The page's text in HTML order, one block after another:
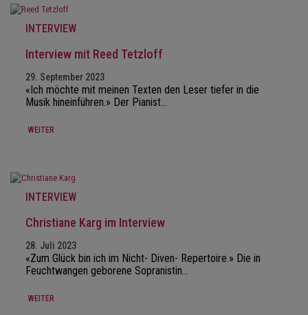
INTERVIEW
Interview mit Reed Tetzloff
29. September 2023
«Ich möchte mit meinen Texten den Leser tiefer in die
Musik hineinführen.» Der Pianist…
WEITER
INTERVIEW
Christiane Karg im Interview
28. Juli 2023
«Zum Glück bin ich im Nicht- Diven- Repertoire.» Die in
Feuchtwangen geborene Sopranistin…
WEITER